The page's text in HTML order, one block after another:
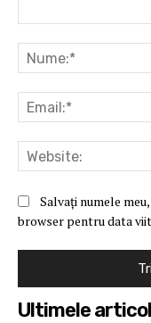
Salvați numele
browser pentru data
Ultimele